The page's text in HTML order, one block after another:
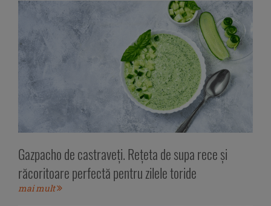
Gazpacho de castraveți. Rețeta de supa rece și
răcoritoare perfectă pentru zilele toride
mai mult